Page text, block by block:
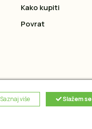
Kako kupiti
Povrat
Saznaj više Slažem se